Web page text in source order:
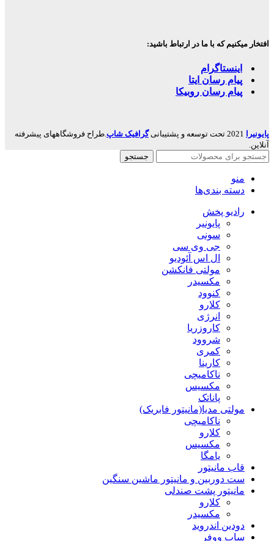
افتخار میکنیم که با ما در ارتباط باشید:
اینستاگرام
پیام رسان ایتا
پیام رسان روبیکا
پایونیرا 2021 تحت توسعه و پشتیبانی گرافیک شاپ.طراح فروشگاههای پیشرفته
آنلاین.
جستجو
منو
دسته بندی‌ها
رادیو پخش
پایونیر
سونی
جی وی سی
ال اس آئودیو
مولتی فانکشن
مکسیدر
کنوود
کلارو
انرژی
کاروزریا
شروود
کمری
کارینا
ناکامیچی
مکسیس
پاناتک
مولتی مدیا(مانیتور فابریک)
ناکامیچی
کلارو
مکسیس
یامگا
قاب مانیتور
ست دوربین و مانیتور ماشین سنگین
مانیتور پشت صندلی
کلارو
مکسیدر
دودین اندروید
ساب ووفر